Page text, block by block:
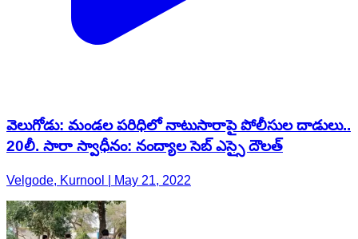
వెలుగోడు: మండల పరిధిలో నాటుసారాపై పోలీసుల దాడులు..
20లీ. సారా స్వాధీనం: నంద్యాల సెబ్‌ ఎస్సై దౌలత్
Velgode, Kurnool | May 21, 2022